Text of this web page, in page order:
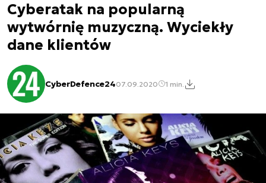
Cyberatak na popularną
wytwórnię muzyczną. Wyciekły
dane klientów
CyberDefence2407.09.2020 1 min.